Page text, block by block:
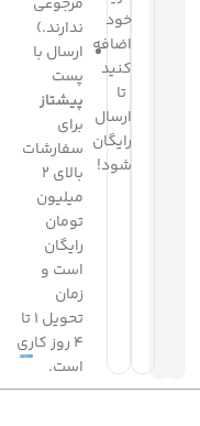
خود
اضافه
کنید
تا
ارسال
رایگان
شود!
ندارند.)
ارسال با
پست
پیشتاز
برای
سفارشات
بالای 2
میلیون
تومان
رایگان
است و
زمان
تحویل 1 تا
4 روز کاری
است.